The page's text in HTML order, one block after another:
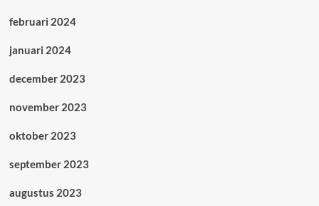
februari 2024
januari 2024
december 2023
november 2023
oktober 2023
september 2023
augustus 2023